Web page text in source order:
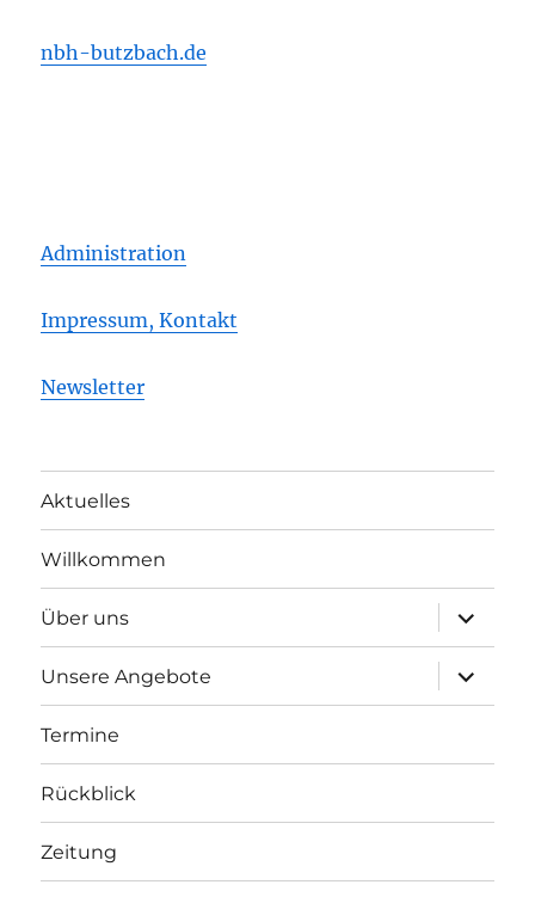
nbh-butzbach.de
Administration
Impressum, Kontakt
Newsletter
Aktuelles
Willkommen
Über uns
öffnen
Unsere Angebote
öffnen
Termine
Rückblick
Zeitung